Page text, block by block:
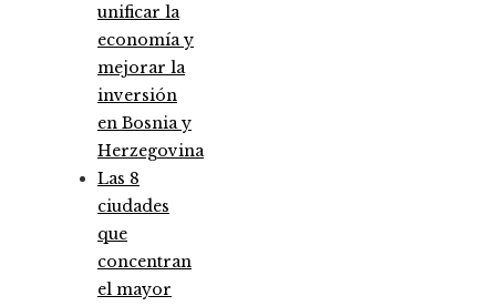
unificar la
economía y
mejorar la
inversión
en Bosnia y
Herzegovina
Las 8
ciudades
que
concentran
el mayor